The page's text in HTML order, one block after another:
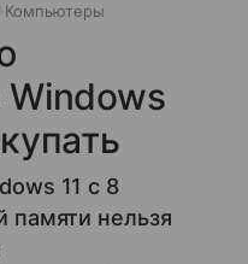
Компьютеры
11 c 8
памяти нельзя